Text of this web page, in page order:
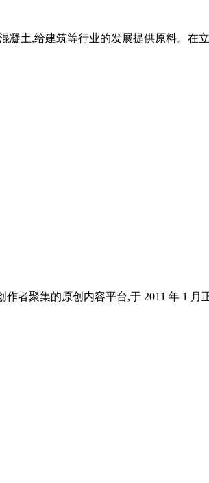
土,给建筑等行业的发展提供原料。在
者聚集的原创内容平台,于 2011 年 1